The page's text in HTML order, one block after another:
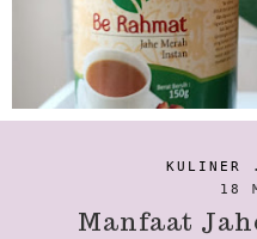
KULINER
18
Manfaat